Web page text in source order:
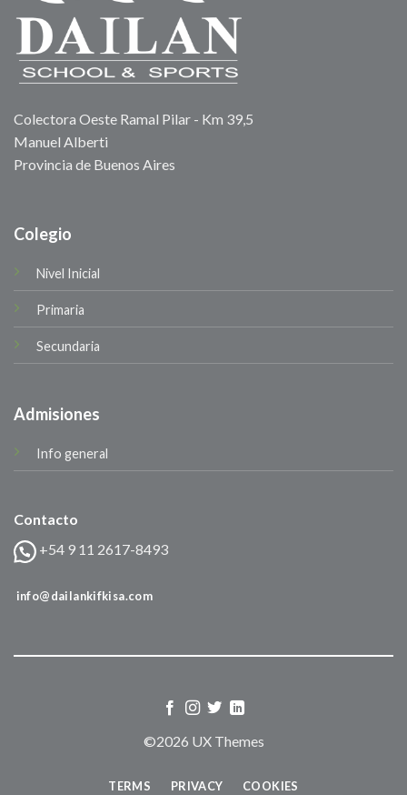
Colectora Oeste Ramal Pilar - Km 39,5
Manuel Alberti
Provincia de Buenos Aires
Colegio
Nivel Inicial
Primaria
Secundaria
Admisiones
Info general
Contacto
+54 9 11 2617-8493
info@dailankifkisa.com
©2026 UX Themes
TERMS PRIVACY COOKIES